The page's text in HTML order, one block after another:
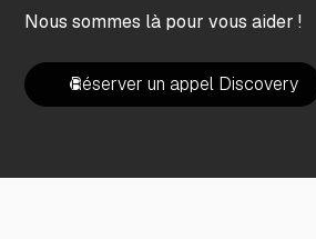
Nous sommes là pour vous aider !
Réserver un appel Discovery
Réserver un appel Discovery